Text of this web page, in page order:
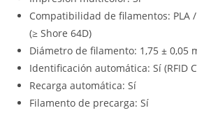
Compatibilidad de filamentos: PLA /
(≥ Shore 64D)
Diámetro de filamento: 1,75 ± 0,05
Identificación automática: Sí (RFID
Recarga automática: Sí
Filamento de precarga: Sí